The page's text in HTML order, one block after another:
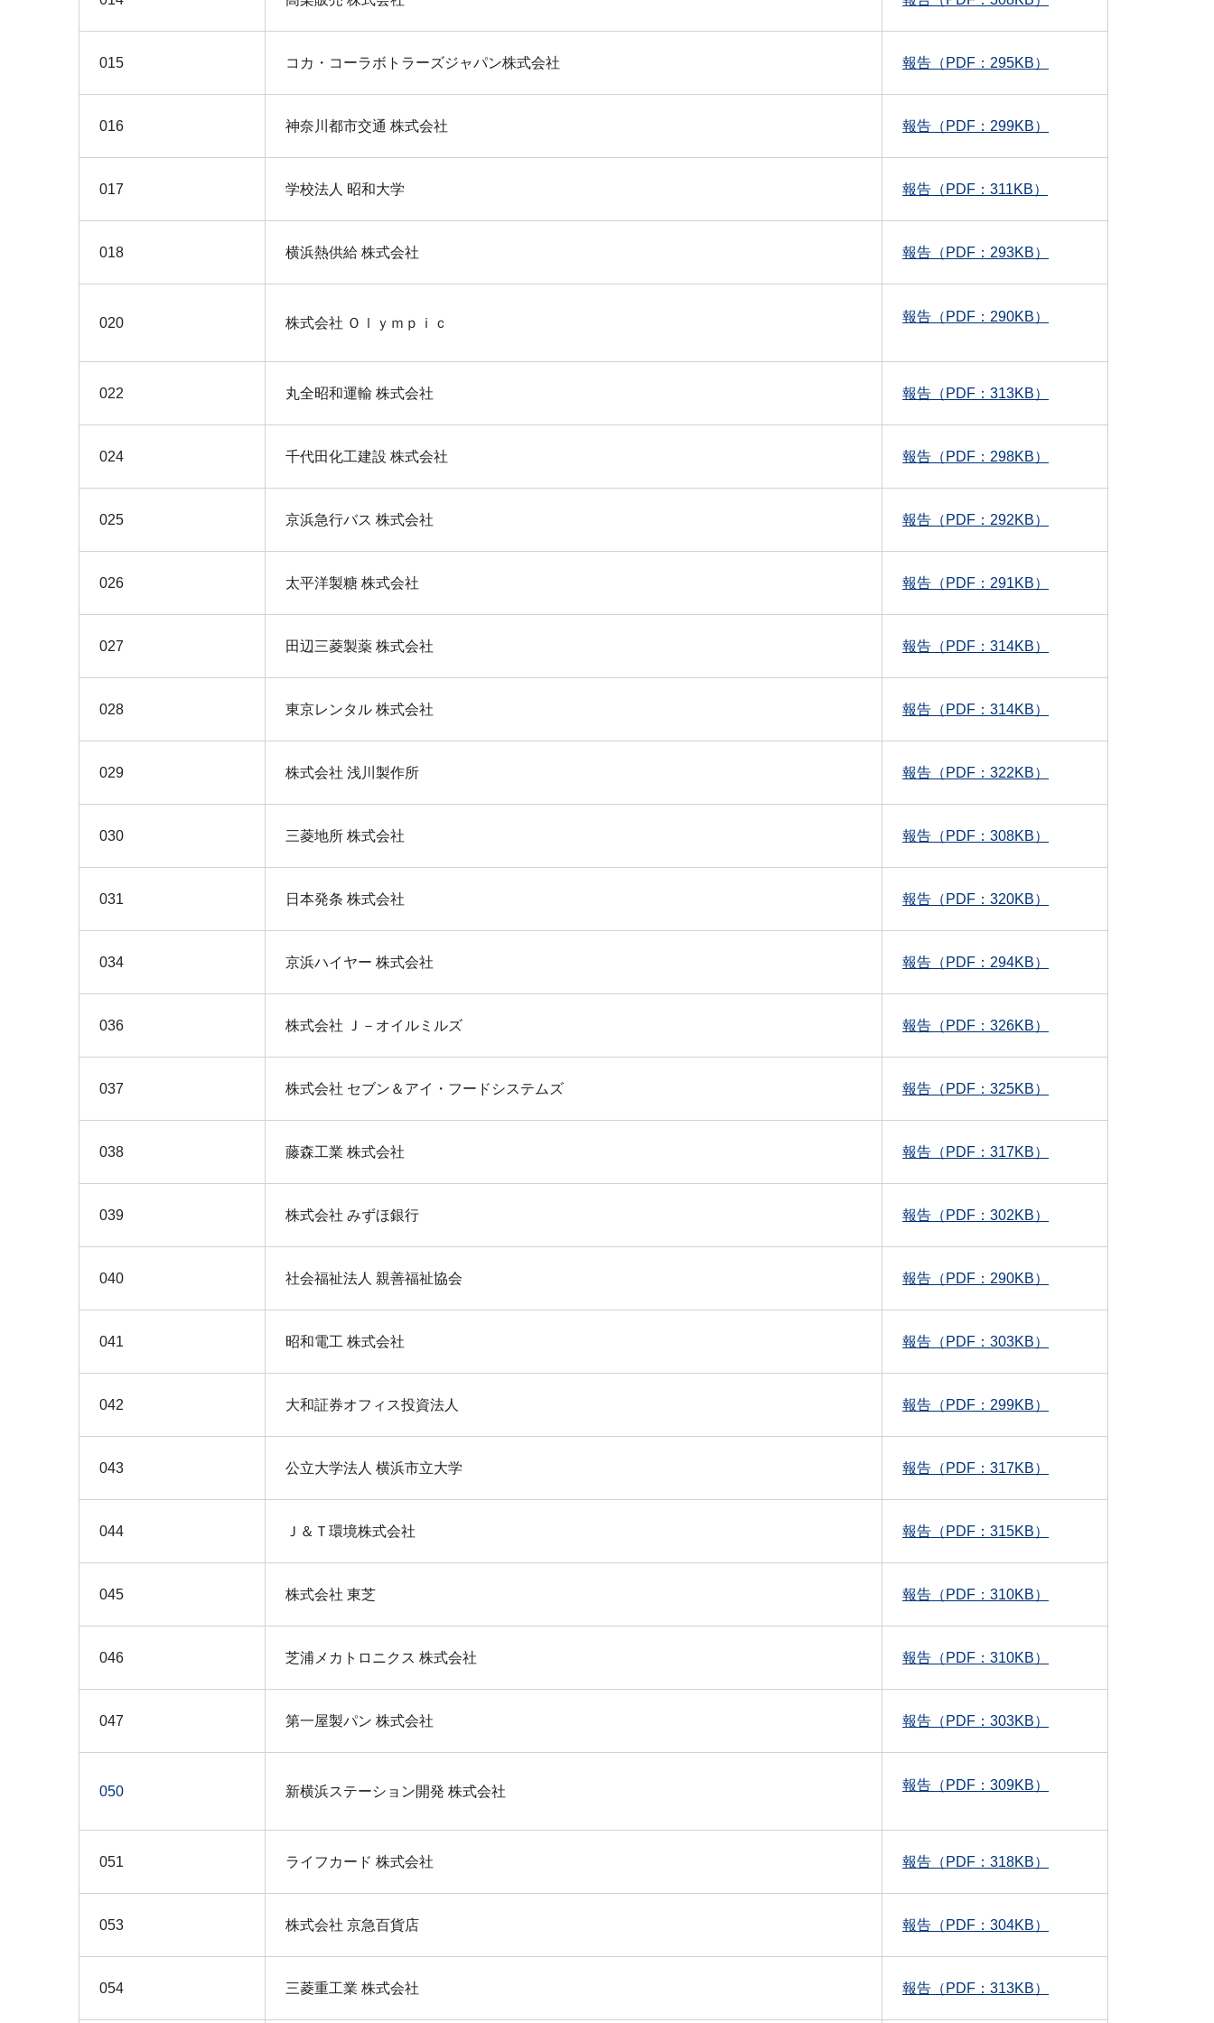
015 コカ・コーラボトラーズジャパン株式会社 報告（PDF：295KB）
016 神奈川都市交通 株式会社 報告（PDF：299KB）
017 学校法人 昭和大学 報告（PDF：311KB）
018 横浜熱供給 株式会社 報告（PDF：293KB）
020 株式会社 Ｏｌｙｍｐｉｃ 報告（PDF：290KB）
022 丸全昭和運輸 株式会社 報告（PDF：313KB）
024 千代田化工建設 株式会社 報告（PDF：298KB）
025 京浜急行バス 株式会社 報告（PDF：292KB）
026 太平洋製糖 株式会社 報告（PDF：291KB）
027 田辺三菱製薬 株式会社 報告（PDF：314KB）
028 東京レンタル 株式会社 報告（PDF：314KB）
029 株式会社 浅川製作所 報告（PDF：322KB）
030 三菱地所 株式会社 報告（PDF：308KB）
031 日本発条 株式会社 報告（PDF：320KB）
034 京浜ハイヤー 株式会社 報告（PDF：294KB）
036 株式会社 Ｊ－オイルミルズ 報告（PDF：326KB）
037 株式会社 セブン＆アイ・フードシステムズ 報告（PDF：325KB）
038 藤森工業 株式会社 報告（PDF：317KB）
039 株式会社 みずほ銀行 報告（PDF：302KB）
040 社会福祉法人 親善福祉協会 報告（PDF：290KB）
041 昭和電工 株式会社 報告（PDF：303KB）
042 大和証券オフィス投資法人 報告（PDF：299KB）
043 公立大学法人 横浜市立大学 報告（PDF：317KB）
044 Ｊ＆Ｔ環境株式会社 報告（PDF：315KB）
045 株式会社 東芝 報告（PDF：310KB）
046 芝浦メカトロニクス 株式会社 報告（PDF：310KB）
047 第一屋製パン 株式会社 報告（PDF：303KB）
050 新横浜ステーション開発 株式会社 報告（PDF：309KB）
051 ライフカード 株式会社 報告（PDF：318KB）
053 株式会社 京急百貨店 報告（PDF：304KB）
054 三菱重工業 株式会社 報告（PDF：313KB）